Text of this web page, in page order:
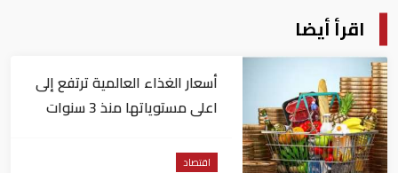
اقرأ أيضا
أسعار الغذاء العالمية ترتفع إلى
اعلى مستوياتها منذ 3 سنوات
اقتصاد